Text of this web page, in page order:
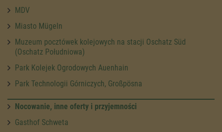
MDV
Miasto Mügeln
Muzeum pocztówek kolejowych na stacji Oschatz Süd
(Oschatz Południowa)
Park Kolejek Ogrodowych Auenhain
Park Technologii Górniczych, Großpösna
Nocowanie, inne oferty i przyjemności
Gasthof Schweta